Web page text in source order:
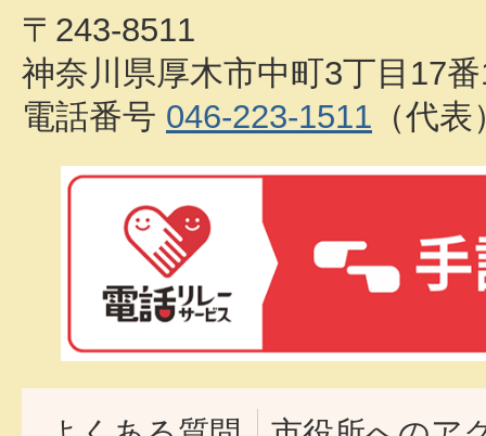
〒243-8511
神奈川県厚木市中町3丁目17
電話番号 046-223-1511 （代表